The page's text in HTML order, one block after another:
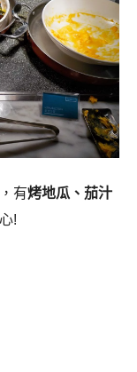
，有烤地瓜、茄汁
!